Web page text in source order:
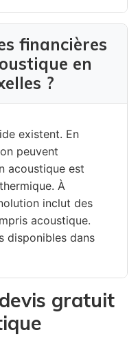
financières
en
?
existent. En
peuvent
acoustique est
À
inclut des
acoustique.
disponibles dans
gratuit